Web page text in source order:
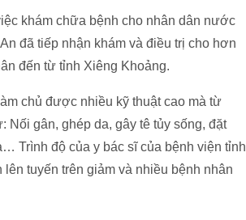
khám chữa bệnh cho nhân dân nước
đã tiếp nhận khám và điều trị cho hơn
đến từ tỉnh Xiêng Khoảng.
chủ được nhiều kỹ thuật cao mà từ
gân, ghép da, gây tê tủy sống, đặt
Trình độ của y bác sĩ của bệnh viện tỉnh
tuyến trên giảm và nhiều bệnh nhân